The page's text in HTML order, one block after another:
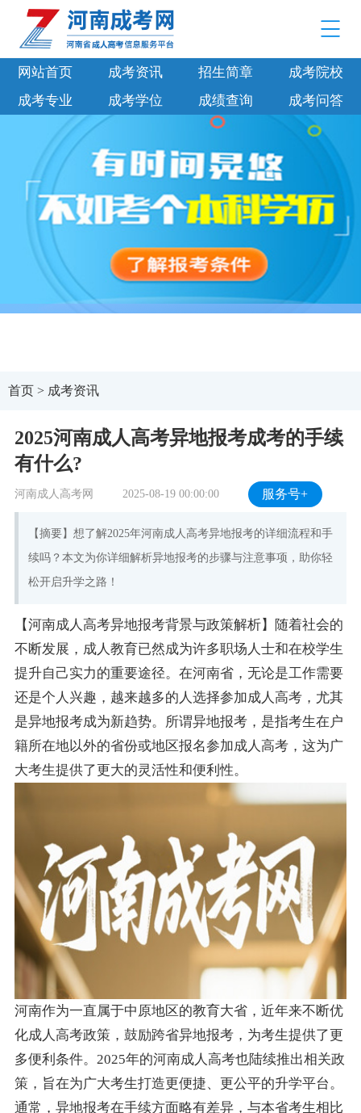
网站首页 成考资讯 招生简章
成考院校
成考专业
成考学位 成绩查询 成考问答
首页> 成考资讯
2025河南成人高考异地报考成考的手续
有什么?
河南成人高考网 2025-08-19 00:00:00 服务号+
【摘要】想了解2025年河南成人高考异地报考的详细流程和手
续吗？本文为你详细解析异地报考的步骤与注意事项，助你轻
松开启升学之路！
【河南成人高考异地报考背景与政策解析】随着社会的
不断发展，成人教育已然成为许多职场人士和在校学生
提升自己实力的重要途径。在河南省，无论是工作需要
还是个人兴趣，越来越多的人选择参加成人高考，尤其
是异地报考成为新趋势。所谓异地报考，是指考生在户
籍所在地以外的省份或地区报名参加成人高考，这为广
大考生提供了更大的灵活性和便利性。
河南作为一直属于中原地区的教育大省，近年来不断优
化成人高考政策，鼓励跨省异地报考，为考生提供了更
多便利条件。2025年的河南成人高考也陆续推出相关政
策，旨在为广大考生打造更便捷、更公平的升学平台。
通常，异地报考在手续方面略有差异，与本省考生相比